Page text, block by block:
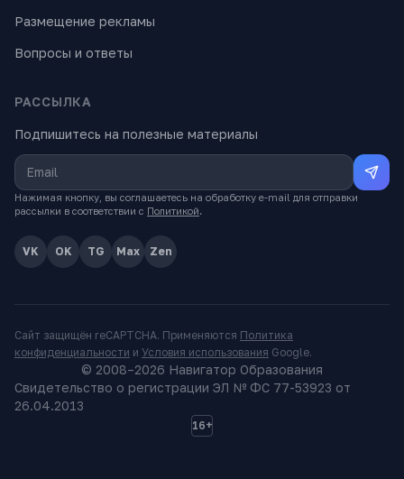
Размещение рекламы
Вопросы и ответы
РАССЫЛКА
Подпишитесь на полезные материалы
Нажимая кнопку, вы соглашаетесь на обработку e-mail для отправки
рассылки в соответствии с Политикой.
VK OK TG Max Zen
Сайт защищён reCAPTCHA. Применяются Политика
конфиденциальности и Условия использования Google.
© 2008–2026 Навигатор Образования
Свидетельство о регистрации ЭЛ № ФС 77-53923 от
26.04.2013
16+